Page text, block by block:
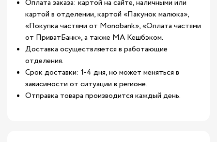
Оплата заказа: картой на сайте, наличными или
картой в отделении, картой «Пакунок малюка»,
«Покупка частями от Monobank», «Оплата частями
от ПриватБанк», а также МА Кешбэком.
Доставка осуществляется в работающие
отделения.
Срок доставки: 1-4 дня, но может меняться в
зависимости от ситуации в регионе.
Отправка товара производится каждый день.